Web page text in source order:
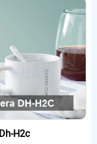
H2c